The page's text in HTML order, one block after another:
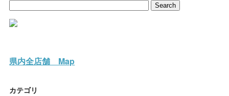
県内全店舗 Map
カテゴリ